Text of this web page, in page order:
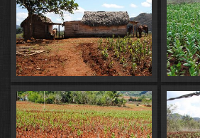
mal à imaginer que de cette
campagne tranquille sortiront les
illustres cigares qui
les plus grandes compagnies au
monde telles Cohiba,
Romeo&Julieta…
(http://www.voyageons-
autrement.com/les-paysans-du-
de-vinales)